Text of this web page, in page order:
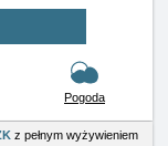
Pogoda
z pełnym wyżywieniem